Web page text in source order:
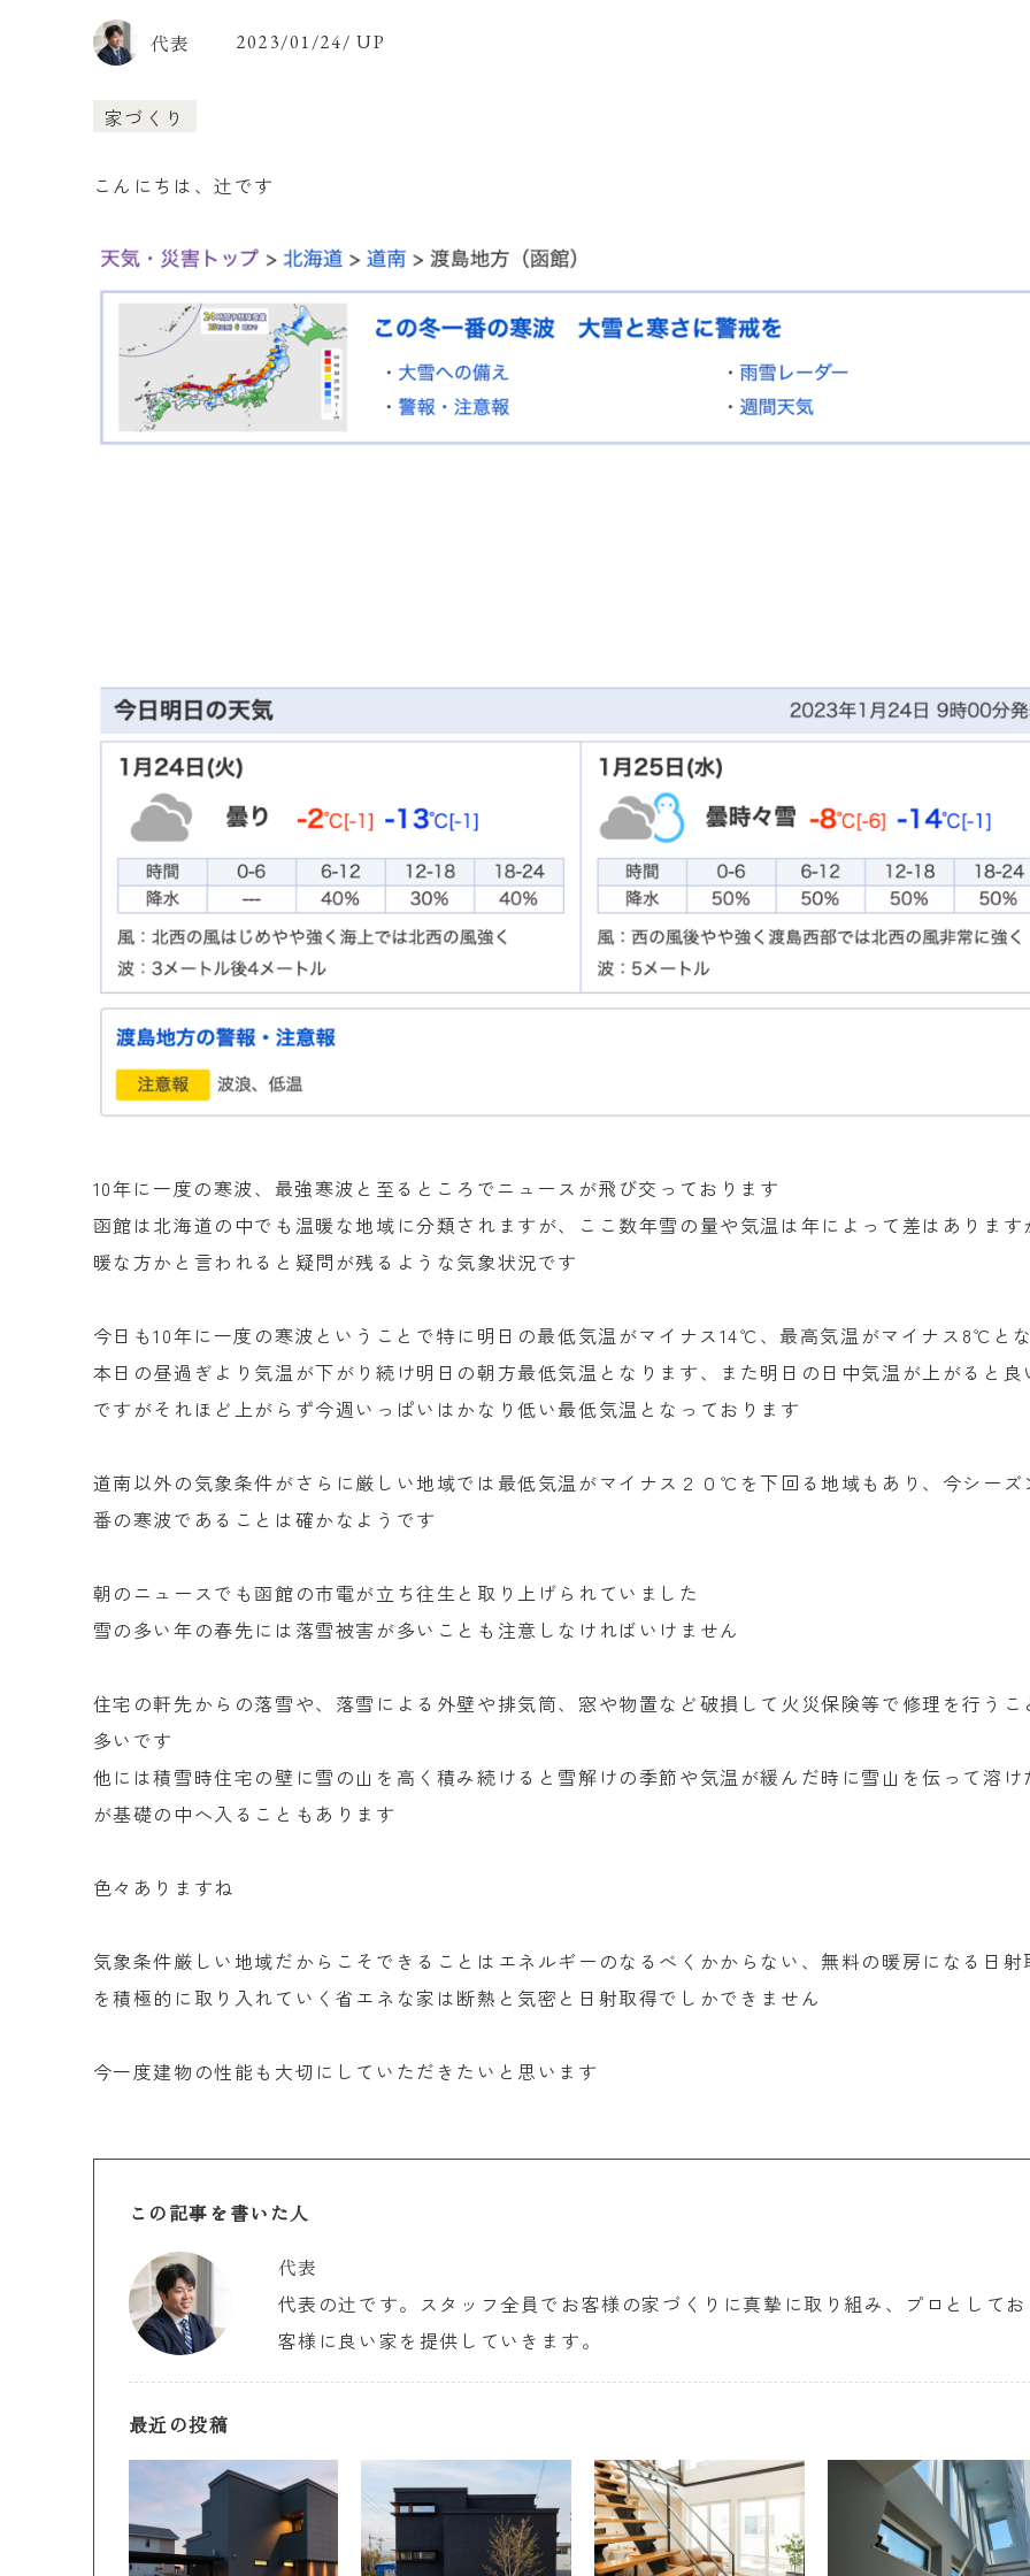
代表 2023/01/24/ UP
家づくり
こんにちは、辻です
10年に一度の寒波、最強寒波と至るところでニュースが飛び交っております
函館は北海道の中でも温暖な地域に分類されますが、ここ数年雪の量や気温は年によって差はあります
暖な方かと言われると疑問が残るような気象状況です
今日も10年に一度の寒波ということで特に明日の最低気温がマイナス14℃、最高気温がマイナス8℃と
本日の昼過ぎより気温が下がり続け明日の朝方最低気温となります、また明日の日中気温が上がると良
ですがそれほど上がらず今週いっぱいはかなり低い最低気温となっております
道南以外の気象条件がさらに厳しい地域では最低気温がマイナス２０℃を下回る地域もあり、今シーズ
番の寒波であることは確かなようです
朝のニュースでも函館の市電が立ち往生と取り上げられていました
雪の多い年の春先には落雪被害が多いことも注意しなければいけません
住宅の軒先からの落雪や、落雪による外壁や排気筒、窓や物置など破損して火災保険等で修理を行うこ
多いです
他には積雪時住宅の壁に雪の山を高く積み続けると雪解けの季節や気温が緩んだ時に雪山を伝って溶け
が基礎の中へ入ることもあります
色々ありますね
気象条件厳しい地域だからこそできることはエネルギーのなるべくかからない、無料の暖房になる日射
を積極的に取り入れていく省エネな家は断熱と気密と日射取得でしかできません
今一度建物の性能も大切にしていただきたいと思います
この記事を書いた人
代表
代表の辻です。スタッフ全員でお客様の家づくりに真摯に取り組み、プロとしてお
客様に良い家を提供していきます。
最近の投稿